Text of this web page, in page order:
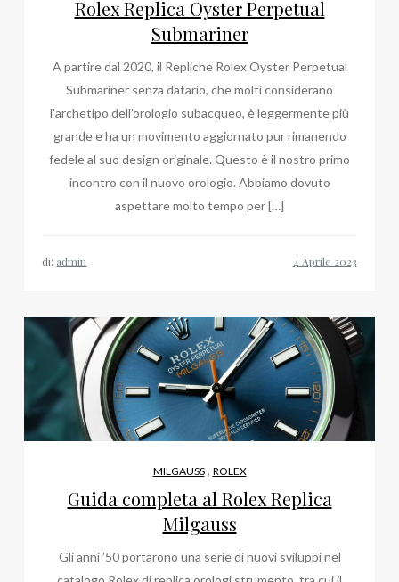
Rolex Replica Oyster Perpetual
Submariner
A partire dal 2020, il Repliche Rolex Oyster Perpetual
Submariner senza datario, che molti considerano
l’archetipo dell’orologio subacqueo, è leggermente più
grande e ha un movimento aggiornato pur rimanendo
fedele al suo design originale. Questo è il nostro primo
incontro con il nuovo orologio. Abbiamo dovuto
aspettare molto tempo per […]
di: admin
MILGAUSS, ROLEX
Guida completa al Rolex Replica
Milgauss
Gli anni ’50 portarono una serie di nuovi sviluppi nel